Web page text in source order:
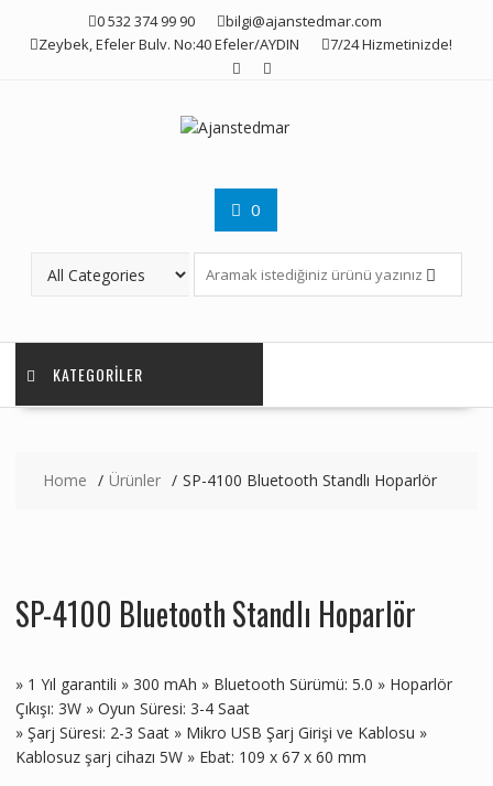
0 532 374 99 90
bilgi@ajanstedmar.com
Zeybek, Efeler Bulv. No:40 Efeler/AYDIN
7/24 Hizmetinizde!
0
KATEGORILER
Home Ürünler SP-4100 Bluetooth Standlı Hoparlör
SP-4100 Bluetooth Standlı Hoparlör
» 1 Yıl garantili » 300 mAh » Bluetooth Sürümü: 5.0 » Hoparlör
Çıkışı: 3W » Oyun Süresi: 3-4 Saat
» Şarj Süresi: 2-3 Saat » Mikro USB Şarj Girişi ve Kablosu »
Kablosuz şarj cihazı 5W » Ebat: 109 x 67 x 60 mm